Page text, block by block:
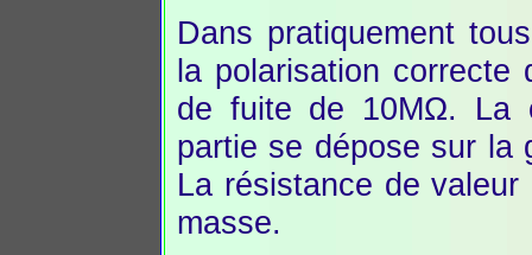
Dans pratiquement
la polarisation correcte
de fuite de 10MΩ. La
partie se dépose sur la
La résistance de
masse.